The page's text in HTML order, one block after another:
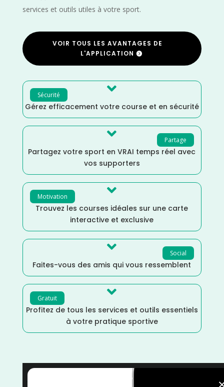
services et outils utiles à votre sport.
VOIR TOUS LES AVANTAGES DE
L'APPLICATION
Sécurité 
Gérez efficacement votre course et en sécurité
Partage

Partagez votre sport en VRAI temps réel avec
vos supporters
Motivation 
Trouvez les courses idéales sur une carte
interactive et exclusive
Social

Faites-vous des amis qui vous ressemblent
Gratuit 
Profitez de tous les services et outils essentiels
à votre pratique sportive
Trail